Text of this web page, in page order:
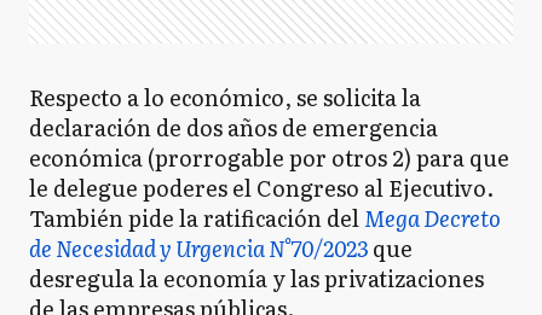
Respecto a lo económico, se solicita la
declaración de dos años de emergencia
económica (prorrogable por otros 2) para que
le delegue poderes el Congreso al Ejecutivo.
También pide la ratificación delMega Decreto
de Necesidad y Urgencia N°70/2023que
desregula la economía y las privatizaciones
de las empresas públicas.